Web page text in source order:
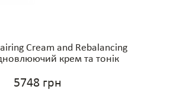
Cream and Rebalancing
крем та тонік
5748 грн